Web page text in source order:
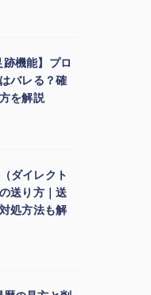
跡機能】プロ
バレる？確
を解説
ダイレクト
送り方｜送
処方法も解